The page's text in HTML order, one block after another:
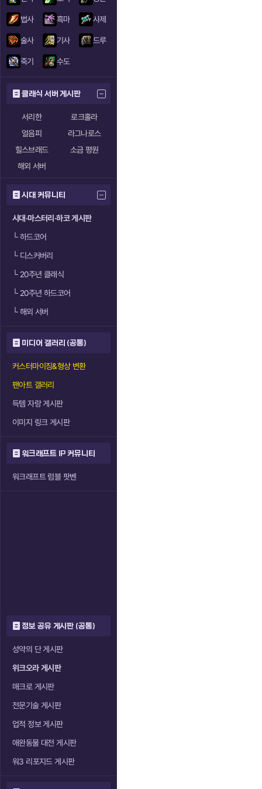
법사 흑마 사제
술사 기사 드루
죽기 수도
클래식 서버 게시판
서리한
로크홀라
얼음피
라그나로스
힐스브래드
소금 평원
해외 서버
시대 커뮤니티
시대·마스터리·하코 게시판
└하드코어
└디스커버리
└20주년 클래식
└20주년 하드코어
└해외 서버
미디어 갤러리 (공통)
커스터마이징&형상 변환
팬아트 갤러리
득템 자랑 게시판
이미지 링크 게시판
워크래프트 IP 커뮤니티
워크래프트 럼블 팟벤
정보 공유 게시판 (공통)
성약의 단 게시판
위크오라 게시판
매크로 게시판
전문기술 게시판
업적 정보 게시판
애완동물 대전 게시판
워3 리포지드 게시판